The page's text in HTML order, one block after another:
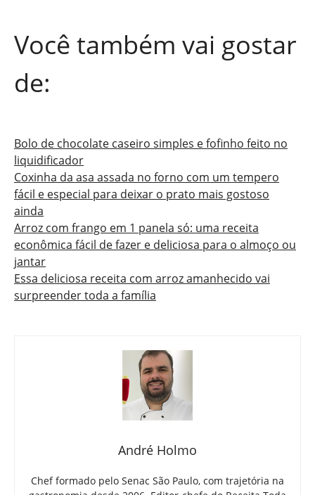
Você também vai gostar
de:
Bolo de chocolate caseiro simples e fofinho feito no
liquidificador
Coxinha da asa assada no forno com um tempero
fácil e especial para deixar o prato mais gostoso
ainda
Arroz com frango em 1 panela só: uma receita
econômica fácil de fazer e deliciosa para o almoço ou
jantar
Essa deliciosa receita com arroz amanhecido vai
surpreender toda a família
André Holmo
Chef formado pelo Senac São Paulo, com trajetória na